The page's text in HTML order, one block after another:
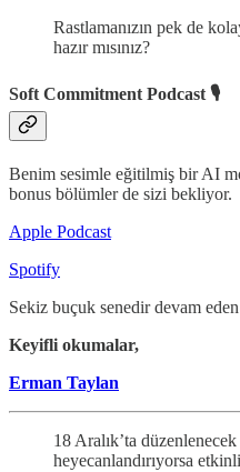
Rastlamanızın pek de
hazır mısınız?
Soft Commitment Podcast 🎙️
Benim sesimle eğitilmiş bir AI
bonus bölümler de sizi bekliyor.
Apple Podcast
Spotify
Sekiz buçuk senedir devam
Keyifli okumalar,
Erman Taylan
18 Aralık’ta
heyecanlandırıyorsa